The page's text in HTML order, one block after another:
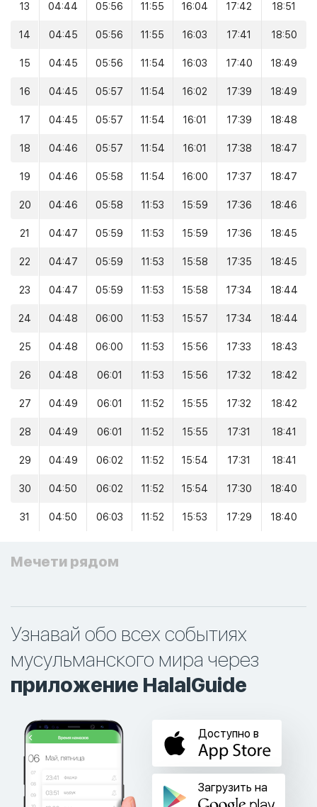
13 04:44 05:56 11:55 16:04 17:42 18:51
14 04:45 05:56 11:55 16:03 17:41 18:50
15 04:45 05:56 11:54 16:03 17:40 18:49
16 04:45 05:57 11:54 16:02 17:39 18:49
17 04:45 05:57 11:54 16:01 17:39 18:48
18 04:46 05:57 11:54 16:01 17:38 18:47
19 04:46 05:58 11:54 16:00 17:37 18:47
20 04:46 05:58 11:53 15:59 17:36 18:46
21 04:47 05:59 11:53 15:59 17:36 18:45
22 04:47 05:59 11:53 15:58 17:35 18:45
23 04:47 05:59 11:53 15:58 17:34 18:44
24 04:48 06:00 11:53 15:57 17:34 18:44
25 04:48 06:00 11:53 15:56 17:33 18:43
26 04:48 06:01 11:53 15:56 17:32 18:42
27 04:49 06:01 11:52 15:55 17:32 18:42
28 04:49 06:01 11:52 15:55 17:31 18:41
29 04:49 06:02 11:52 15:54 17:31 18:41
30 04:50 06:02 11:52 15:54 17:30 18:40
31 04:50 06:03 11:52 15:53 17:29 18:40
Мечети рядом
Узнавай обо всех событиях
мусульманского мира через
приложение HalalGuide
Доступно в
Загрузить на